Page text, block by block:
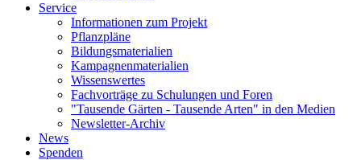
Service
Informationen zum Projekt
Pflanzpläne
Bildungsmaterialien
Kampagnenmaterialien
Wissenswertes
Fachvorträge zu Schulungen und Foren
"Tausende Gärten - Tausende Arten" in den Medien
Newsletter-Archiv
News
Spenden